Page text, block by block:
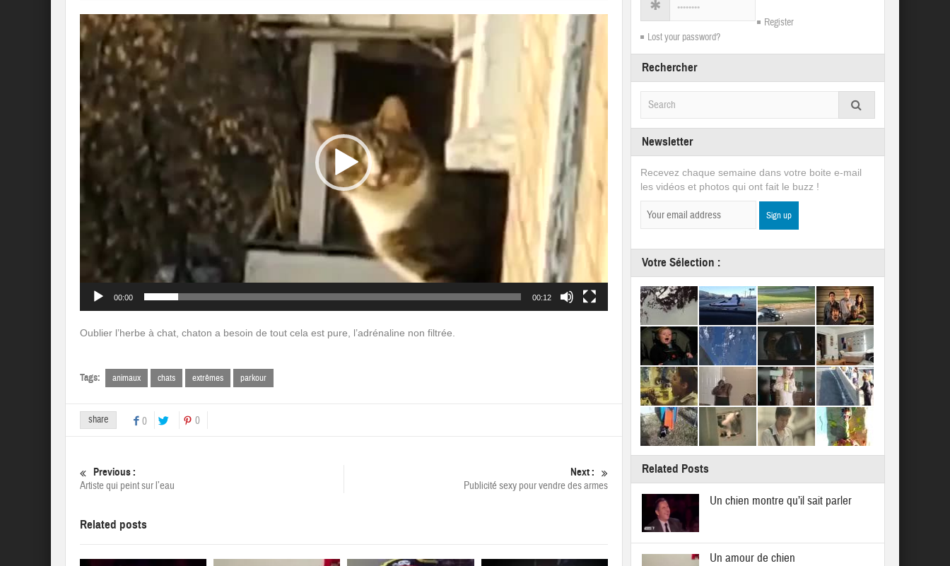
Lecteur
vidéo
00:00 00:12
Oublier l’herbe à chat, chaton a besoin de tout cela est pure, l’adrénaline non filtrée.
Tags: animaux chats extrêmes parkour
share 0 0
Previous :
Artiste qui peint sur l’eau
Next :
Publicité sexy pour vendre des armes
Related posts
Register
Lost your password?
Rechercher
Newsletter
Recevez chaque semaine dans votre boite e-mail
les vidéos et photos qui ont fait le buzz !
Votre Sélection :
Related Posts
Un chien montre qu’il sait parler
Un amour de chien